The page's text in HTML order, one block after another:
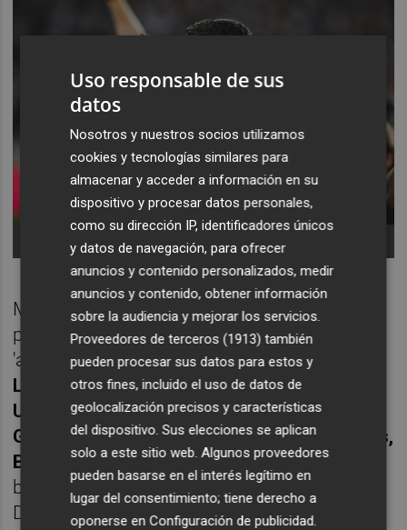
Mientras, un grueso de esa plantilla
permanece en activo y no tan lejos de decir
'adiós' al fútbol, comoCristian Rivero, José
Luis Gayà, Toni Lato, Diakhaby, Rubén Vezo,
Uros Racic, Kondogbia, Carlos Soler,
Gonçalo Guedes, Kang In Lee, Ferran Torres,
Batshuayi o Rubén Sobrino, entre otros. Si
bien solo tres de los citados (Rivero, Gayà y
Diakhaby) continúan como valencianistas.
Uso responsable de sus
datos
Nosotros y nuestros socios utilizamos
cookies y tecnologías similares para
almacenar y acceder a información en su
dispositivo y procesar datos personales,
como su dirección IP, identificadores únicos
y datos de navegación, para ofrecer
anuncios y contenido personalizados, medir
anuncios y contenido, obtener información
sobre la audiencia y mejorar los servicios.
Proveedores de terceros (1913) también
pueden procesar sus datos para estos y
otros fines, incluido el uso de datos de
geolocalización precisos y características
del dispositivo. Sus elecciones se aplican
solo a este sitio web. Algunos proveedores
pueden basarse en el interés legítimo en
lugar del consentimiento; tiene derecho a
oponerse enConfiguración de publicidad